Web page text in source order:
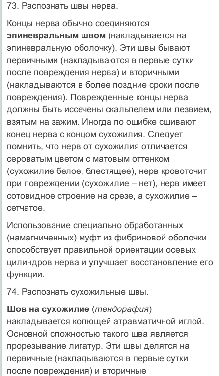
73. Распознать швы нерва.
Концы нерва обычно соединяются
эпиневральным швом(накладывается на
эпиневральную оболочку). Эти швы бывают
первичными (накладываются в первые сутки
после повреждения нерва) и вторичными
(накладываются в более поздние сроки после
повреждения). Поврежденные концы нерва
должны быть иссечены скальпелем или лезвием,
взятым на зажим. Иногда по ошибке сшивают
конец нерва с концом сухожилия. Следует
помнить, что нерв от сухожилия отличается
сероватым цветом с матовым оттенком
(сухожилие белое, блестящее), нерв кровоточит
при повреждении (сухожилие – нет), нерв имеет
сотовидное строение на срезе, а сухожилие –
сетчатое.
Использование специально обработанных
(намагниченных) муфт из фибриновой оболочки
способствует правильной ориентации осевых
цилиндров нерва и улучшает восстановление его
функции.
74. Распознать сухожильные швы.
Шов на сухожилие(тендорафия)
накладывается колющей атравматичной иглой.
Основной сложностью такого шва является
прорезывание лигатур. Эти швы делятся на
первичные (накладываются в первые сутки
после повреждения) и вторичные